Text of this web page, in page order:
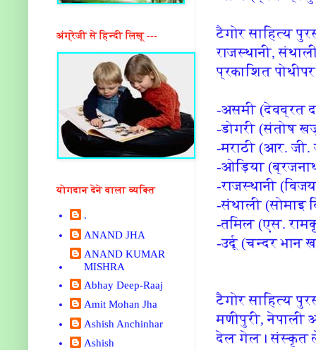
टैगोर साहित्य
राजस्थानी,
प्रकाशित
-असमी (देवव्रत
-डोगरी (संतोष
-मराठी (आर. जी.
-ओड़िया
-राजस्थानी
-संथाली (सोमाइ
-तमिल (एस.
-उर्दू (चन्दर
टैगोर साहित्य
मणीपुरी, नेपाली
देल गेल। संस्कृत
अंग्रेजी से हिन्दी लिखू ---
योगदान देने वाला व्यक्ति
.
ANAND JHA
ANAND KUMAR
MISHRA
Abhay Deep-Raaj
Amit Mohan Jha
Ashish Anchinhar
Ashish